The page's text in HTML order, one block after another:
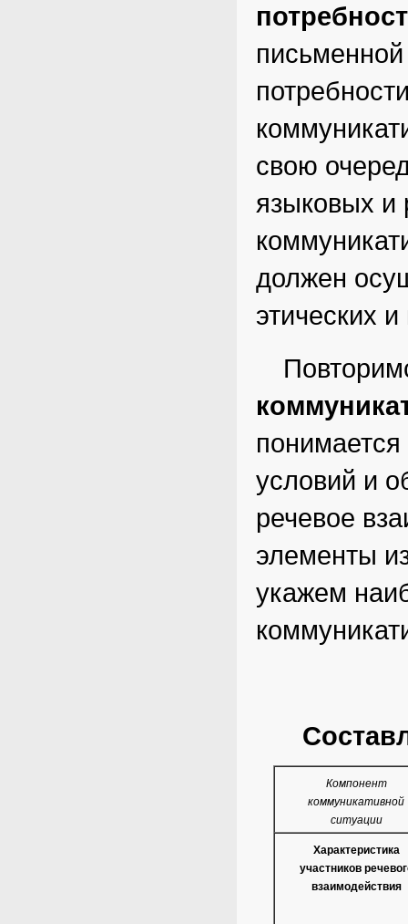
свою
языковых и
должен
этических
условий и
речевое
элементы
укажем
Компонент
коммуникативной
ситуации
Характеристика
участников
взаимодействия